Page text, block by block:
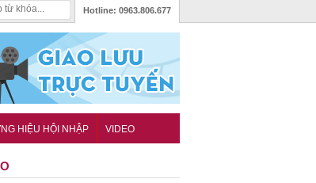
Hotline: 0963.806.677
HIỆU HỘI NHẬP VIDEO